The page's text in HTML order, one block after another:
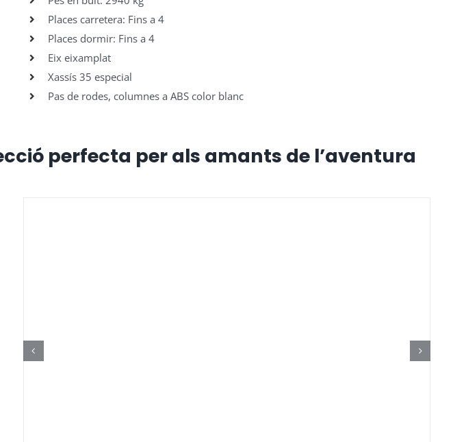
Places carretera: Fins a 4
Places dormir: Fins a 4
Eix eixamplat
Xassís 35 especial
Pas de rodes, columnes a ABS color blanc
perfecta per als amants de l’aventura